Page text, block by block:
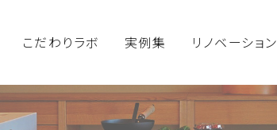
こだわりラボ 実例集 リノベーション